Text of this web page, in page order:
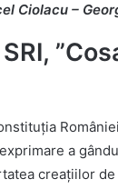
Ciolacu –
a
creaţiilor